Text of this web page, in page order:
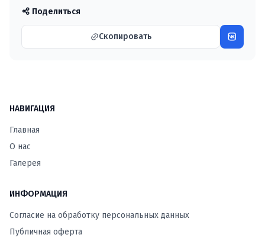
Поделиться
Скопировать
НАВИГАЦИЯ
Главная
О нас
Галерея
ИНФОРМАЦИЯ
Согласие на обработку персональных данных
Публичная оферта